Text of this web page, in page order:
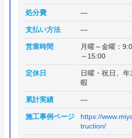
処分費 ―
支払い方法 ―
営業時間
月曜～金曜：
～15:00
定休日
日曜・祝日、
暇
累計実績 ―
施工事例ページ
https://
truction/